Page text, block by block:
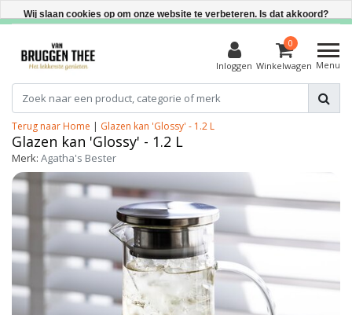
Direct uit voorraad leverbaar
Inloggen
0
Winkelwagen Menu
Terug naar Home | Glazen kan 'Glossy' - 1.2 L
Glazen kan 'Glossy' - 1.2 L
Merk: Agatha's Bester
Wij slaan cookies op om onze website te verbeteren. Is dat akkoord?
Meer over cookies »